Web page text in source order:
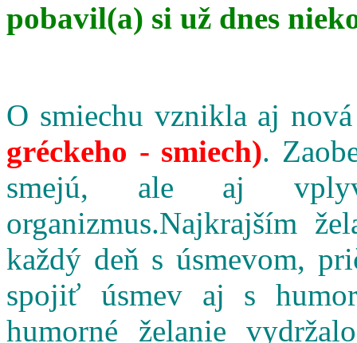
pobavil(a) si už dnes
O smiechu vznikla aj
gréckeho - smiech).
smejú, ale aj
organizmus.Najkrajším
každý deň s úsmevom,
spojiť úsmev aj s
humorné želanie